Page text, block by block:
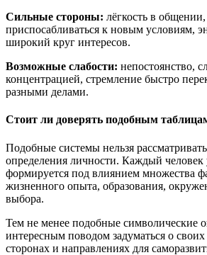
Сильные стороны: лёгкость в
приспосабливаться к новым условиям,
широкий круг интересов.
Возможные слабости: непостоянство,
концентрацией, стремление быстро
разными делами.
Стоит ли доверять подобным
Подобные системы нельзя
определения личности. Каждый человек
формируется под влиянием множества
жизненного опыта, образования,
выбора.
Тем не менее подобные символические
интересным поводом задуматься о
сторонах и направлениях для